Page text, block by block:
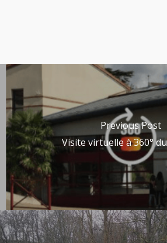
Previous Post
Visite virtuelle à 360°